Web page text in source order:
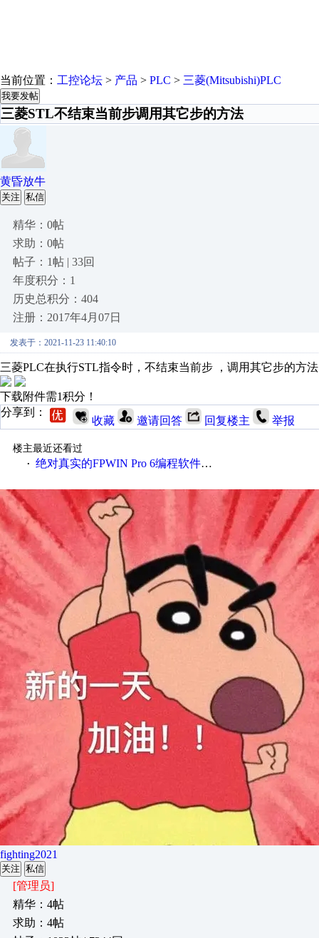
当前位置： 工控论坛 > 产品 > PLC > 三菱(Mitsubishi)PLC
我要发帖
三菱STL不结束当前步调用其它步的方法
黄昏放牛
关注 私信
精华：0帖
求助：0帖
帖子：1帖 | 33回
年度积分：1
历史总积分：404
注册：2017年4月07日
发表于：2021-11-23 11:40:10
三菱PLC在执行STL指令时，不结束当前步 ，调用其它步的方
下载附件需1积分！
分享到：
收藏 邀请回答 回复楼主 举报
楼主最近还看过
· 绝对真实的FPWIN Pro 6编程软件 有的帖子太假了
fighting2021
关注 私信
[管理员]
精华：4帖
求助：4帖